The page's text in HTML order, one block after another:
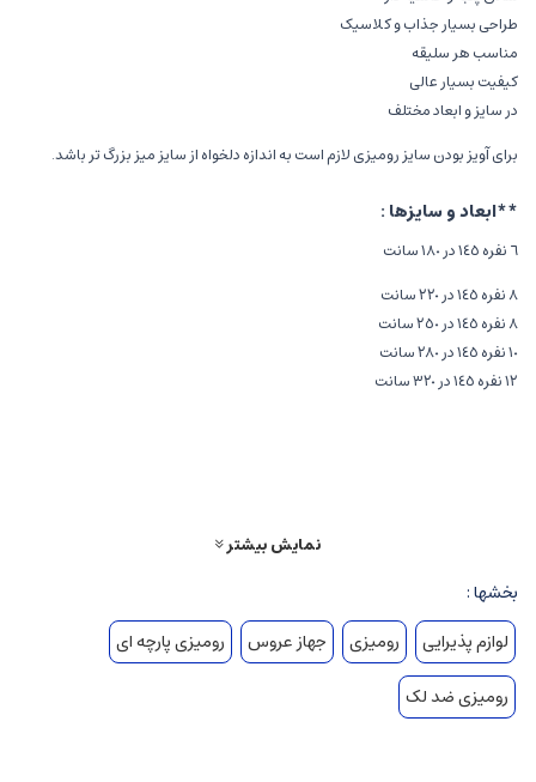
طراحی بسیار جذاب و کلاسیک
مناسب هر سلیقه
کیفیت بسیار عالی
در سایز و ابعاد مختلف
برای آویز بودن سایز رومیزی لازم است به اندازه دلخواه از سایز میز بزرگ تر باشد.
**ابعاد و سایزها :
٦ نفره ١٤٥ در ١٨٠ سانت
٨ نفره ١٤٥ در ٢٢٠ سانت
٨ نفره ١٤٥ در ٢٥٠ سانت
١٠ نفره ١٤٥ در ٢٨٠ سانت
١٢ نفره ١٤٥ در ٣٢٠ سانت
نمایش بیشتر
بخشها :
لوازم پذیرایی
روميزی جهاز عروس
رومیزی پارچه ای
روميزی ضد لک